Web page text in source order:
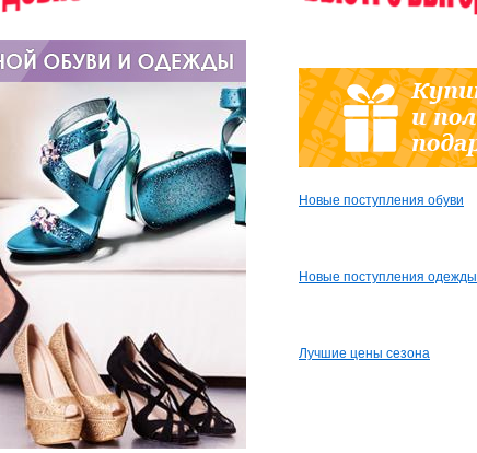
Новые поступления обуви
Новые поступления одежды
Лучшие цены сезона